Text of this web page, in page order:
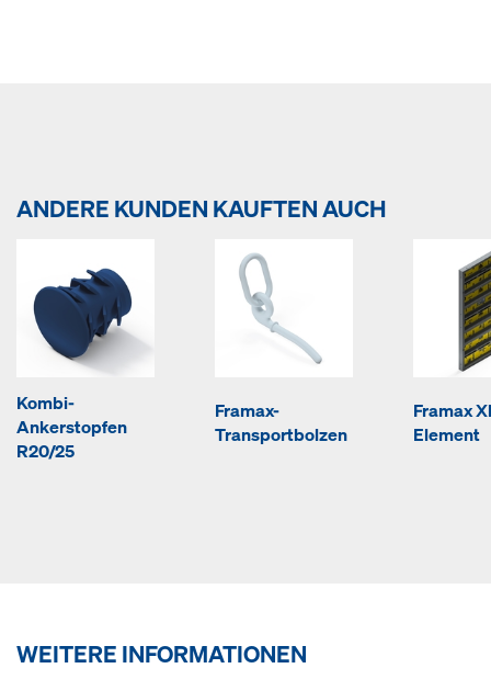
ANDERE KUNDEN KAUFTEN AUCH
Kombi-
Ankerstopfen
R20/25
Framax-
Transportbolzen
Framax
Element
WEITERE INFORMATIONEN